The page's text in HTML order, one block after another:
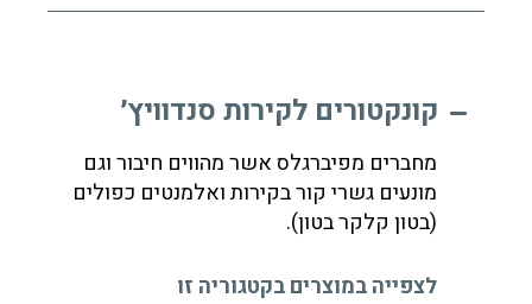
קונקטורים לקירות סנדוויץ׳
מחברים מפיברגלס אשר מהווים חיבור וגם
מונעים גשרי קור בקירות ואלמנטים כפולים
(בטון קלקר בטון).
לצפייה במוצרים בקטגוריה זו